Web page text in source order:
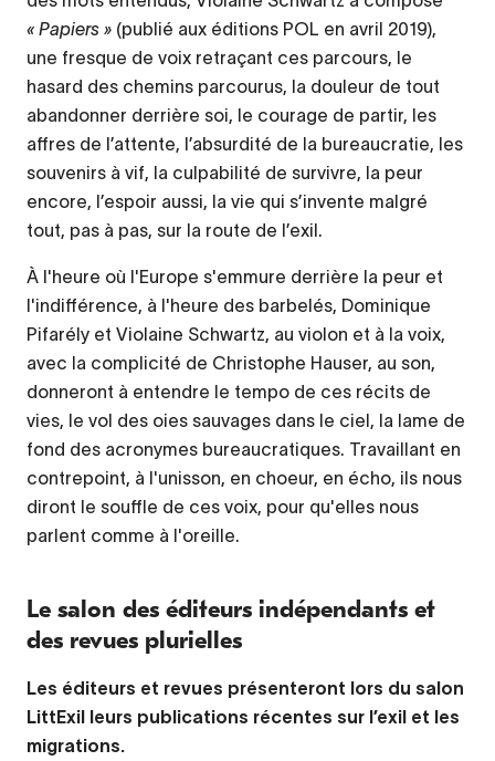
« Papiers » (publié aux éditions POL en avril 2019),
une fresque de voix retraçant ces parcours, le
hasard des chemins parcourus, la douleur de tout
abandonner derrière soi, le courage de partir, les
affres de l’attente, l’absurdité de la bureaucratie, les
souvenirs à vif, la culpabilité de survivre, la peur
encore, l’espoir aussi, la vie qui s’invente malgré
tout, pas à pas, sur la route de l’exil.
À l'heure où l'Europe s'emmure derrière la peur et
l'indifférence, à l'heure des barbelés, Dominique
Pifarély et Violaine Schwartz, au violon et à la voix,
avec la complicité de Christophe Hauser, au son,
donneront à entendre le tempo de ces récits de
vies, le vol des oies sauvages dans le ciel, la lame de
fond des acronymes bureaucratiques. Travaillant en
contrepoint, à l'unisson, en choeur, en écho, ils nous
diront le souffle de ces voix, pour qu'elles nous
parlent comme à l'oreille.
Le salon des éditeurs indépendants et
des revues plurielles
Les éditeurs et revues présenteront lors du salon
LittExil leurs publications récentes sur l’exil et les
migrations.